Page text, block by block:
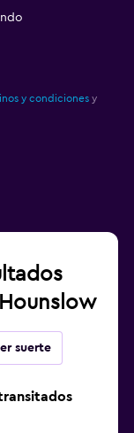
y condiciones y
suerte